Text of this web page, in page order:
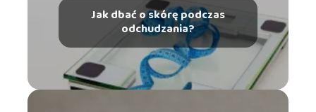
Jak dbać o skórę podczas
odchudzania?